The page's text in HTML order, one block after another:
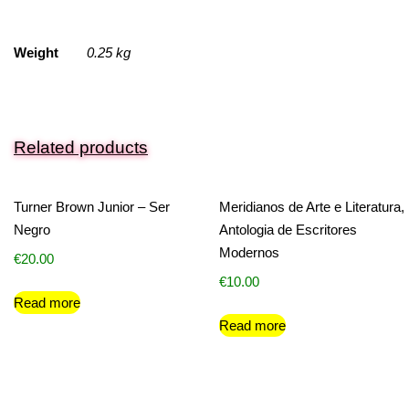
Weight 0.25 kg
Related products
Turner Brown Junior – Ser
Negro
€20.00
Read more
Meridianos de Arte e Literatura,
Antologia de Escritores
Modernos
€10.00
Read more